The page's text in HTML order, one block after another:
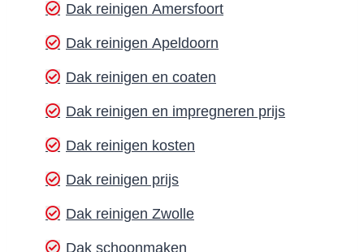
Dak reinigen Amersfoort
Dak reinigen Apeldoorn
Dak reinigen en coaten
Dak reinigen en impregneren prijs
Dak reinigen kosten
Dak reinigen prijs
Dak reinigen Zwolle
Dak schoonmaken